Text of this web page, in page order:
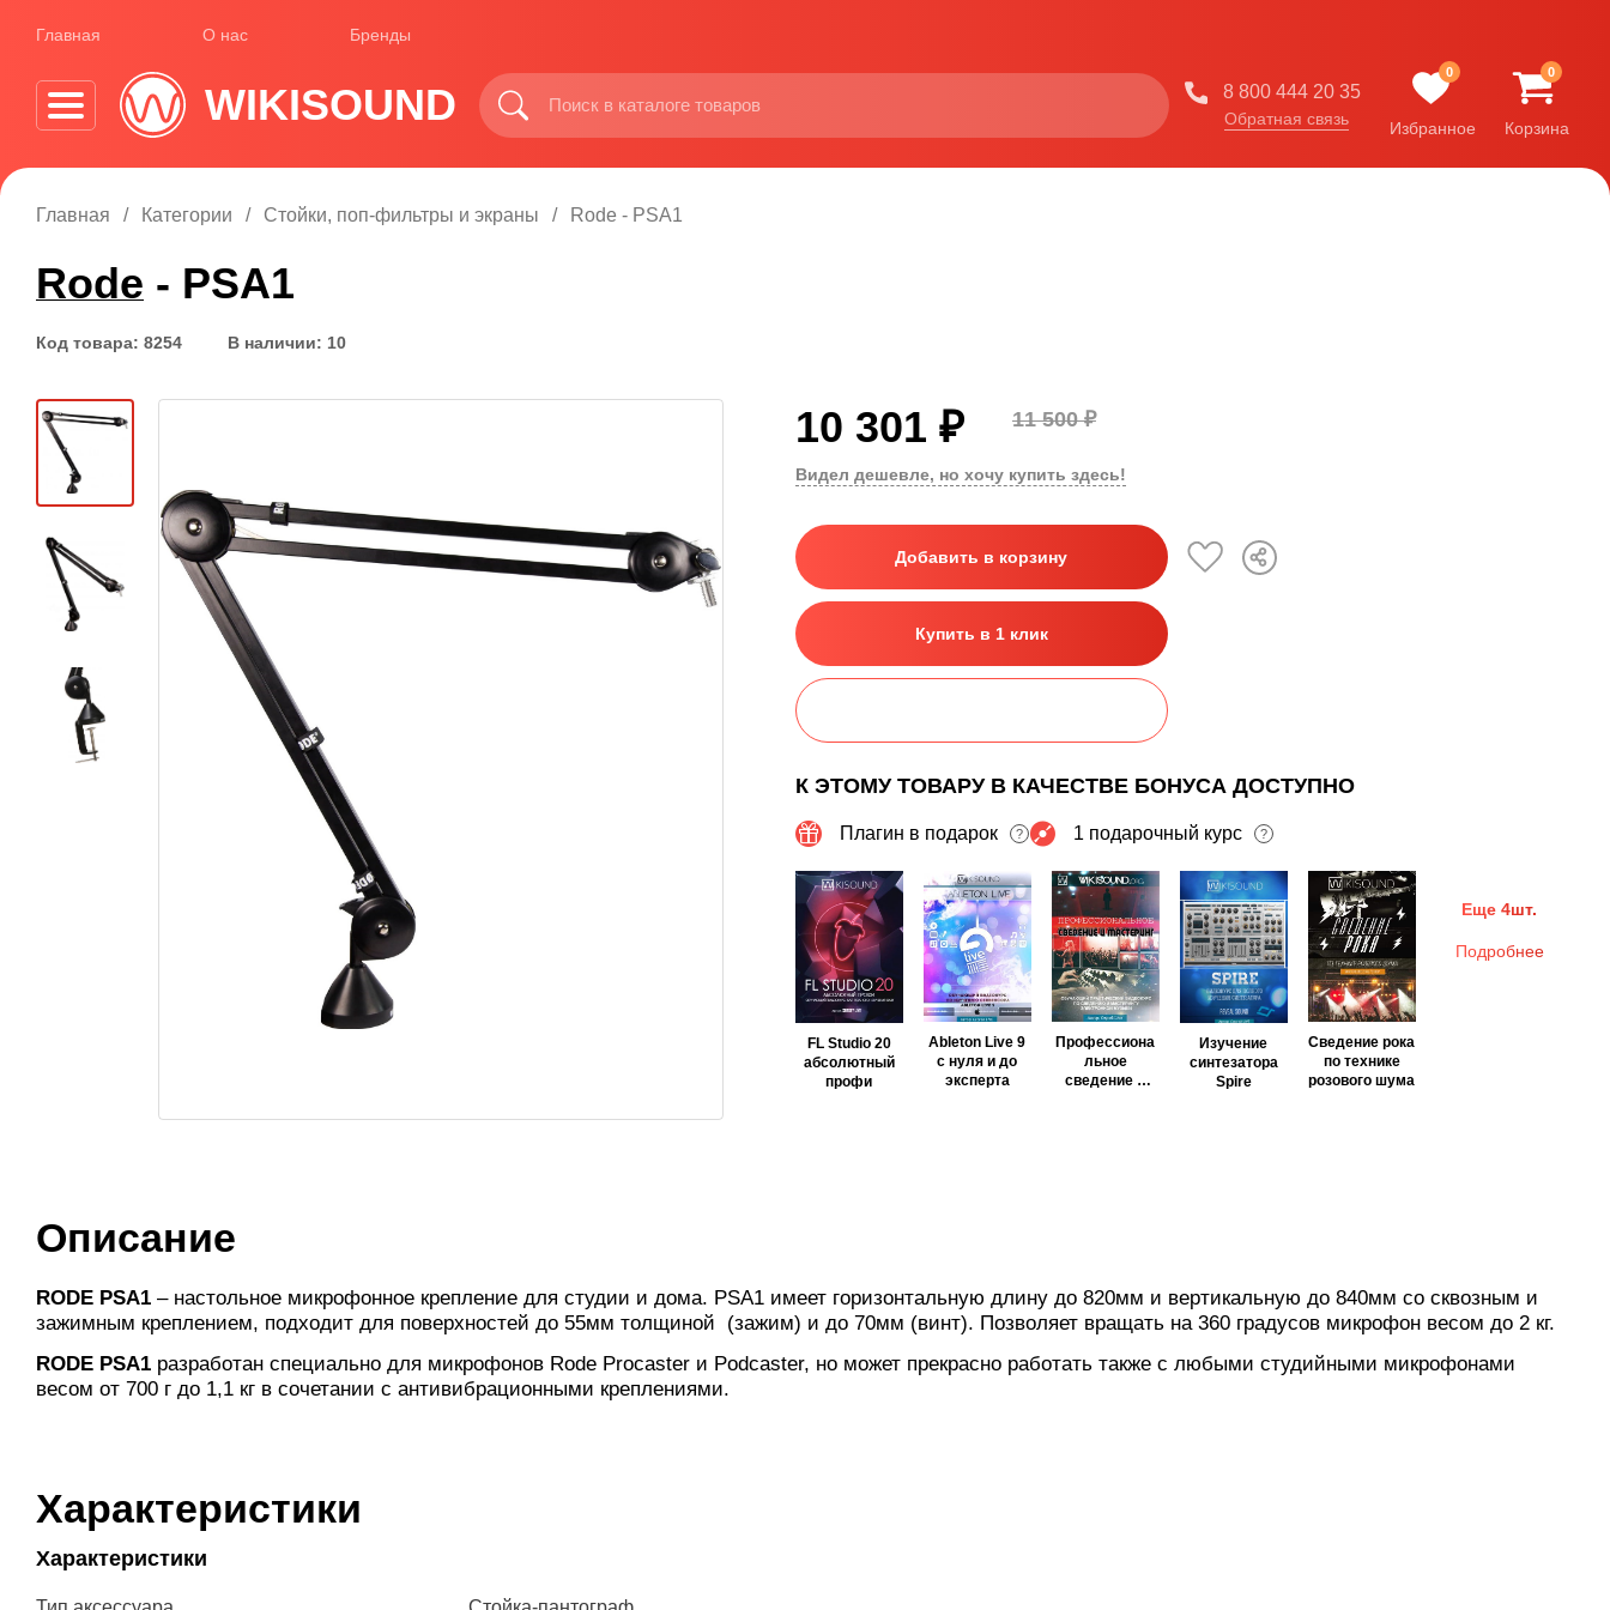
Главная О нас Бренды
WIKISOUND 8 800 444 20 35
Обратная связь
0
Избранное
0
Корзина
Главная Категории Стойки, поп-фильтры и экраны Rode - PSA1
Rode - PSA1
Код товара: 8254 В наличии: 10
10 301 ₽ 11 500 ₽
Видел дешевле, но хочу купить здесь!
Добавить в корзину
Купить в 1 клик
К ЭТОМУ ТОВАРУ В КАЧЕСТВЕ БОНУСА ДОСТУПНО
Плагин в подарок ? 1 подарочный курс ?
FL Studio 20
абсолютный
профи
Ableton Live 9
с нуля и до
эксперта
Профессиона
льное
сведение и
Изучение
синтезатора
Spire
Сведение рока
по технике
розового шума
Еще 4шт.
Подробнее
Описание
RODE PSA1 – настольное микрофонное крепление для студии и дома. PSA1 имеет горизонтальную длину до 820мм и вертикальную до 840мм со сквозным и
зажимным креплением, подходит для поверхностей до 55мм толщиной (зажим) и до 70мм (винт). Позволяет вращать на 360 градусов микрофон весом до 2 кг.
RODE PSA1 разработан специально для микрофонов Rode Procaster и Podcaster, но может прекрасно работать также с любыми студийными микрофонами
весом от 700 г до 1,1 кг в сочетании с антивибрационными креплениями.
Характеристики
Характеристики